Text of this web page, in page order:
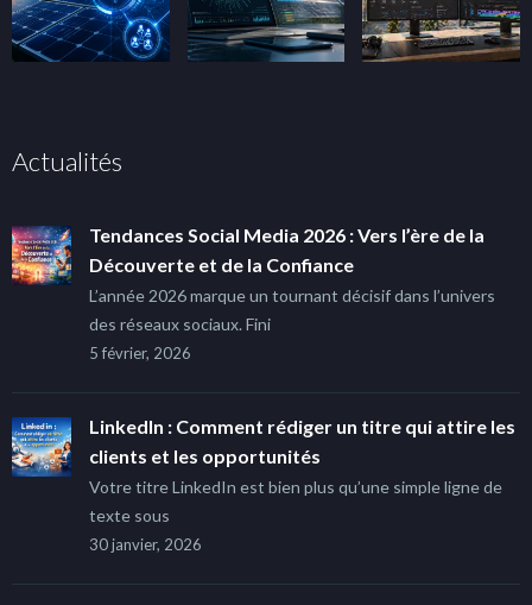
Actualités
Tendances Social Media 2026 : Vers l’ère de la
Découverte et de la Confiance
L’année 2026 marque un tournant décisif dans l’univers
des réseaux sociaux. Fini
5 février, 2026
LinkedIn : Comment rédiger un titre qui attire les
clients et les opportunités
Votre titre LinkedIn est bien plus qu’une simple ligne de
texte sous
30 janvier, 2026